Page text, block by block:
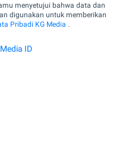
menyetujui bahwa data dan
digunakan untuk memberikan
Pribadi KG Media .
ID